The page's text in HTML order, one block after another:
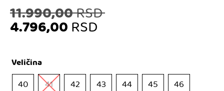
11.990,00RSDOriginalna
bila:
4.796,00RSD
cena
Veličina
40
41 42 43 44 45 46